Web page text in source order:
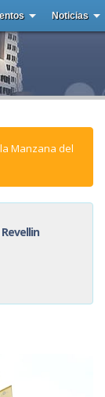
Noticias
Manzana del